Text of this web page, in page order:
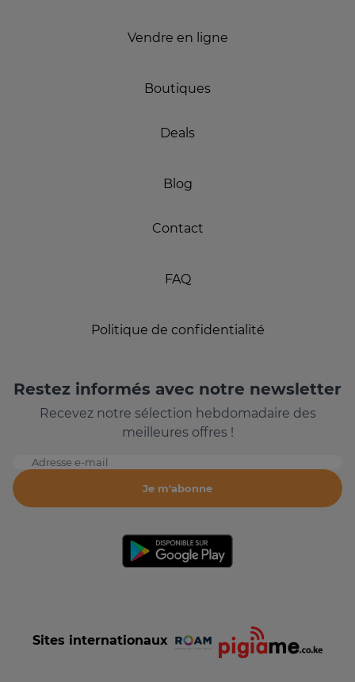
Vendre en ligne
Boutiques
Deals
Blog
Contact
FAQ
Politique de confidentialité
Restez informés avec notre newsletter
Recevez notre sélection hebdomadaire des
meilleures offres !
Adresse e-mail
Je m'abonne
Sites internationaux